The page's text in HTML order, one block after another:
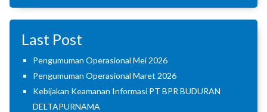
Last Post
Pengumuman Operasional Mei 2026
Pengumuman Operasional Maret 2026
Kebijakan Keamanan Informasi PT BPR BUDURAN
DELTAPURNAMA